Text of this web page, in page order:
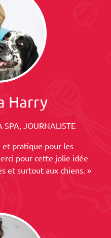
Harry
SPA, JOURNALISTE
et pratique pour les
pour cette jolie idée
et surtout aux chiens. »